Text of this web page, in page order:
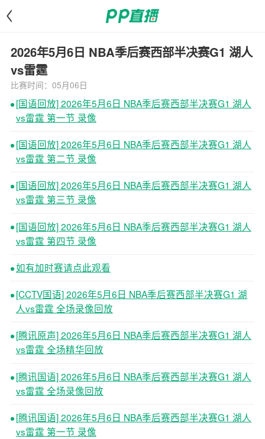
<
2026年5月6日 NBA季后赛西部半决赛G1 湖人
vs雷霆
比赛时间：05月06日
[国语回放] 2026年5月6日 NBA季后赛西部半决赛G1 湖人
vs雷霆 第一节 录像
[国语回放] 2026年5月6日 NBA季后赛西部半决赛G1 湖人
vs雷霆 第二节 录像
[国语回放] 2026年5月6日 NBA季后赛西部半决赛G1 湖人
vs雷霆 第三节 录像
[国语回放] 2026年5月6日 NBA季后赛西部半决赛G1 湖人
vs雷霆 第四节 录像
如有加时赛请点此观看
[CCTV国语] 2026年5月6日 NBA季后赛西部半决赛G1 湖
人vs雷霆 全场录像回放
[腾讯原声] 2026年5月6日 NBA季后赛西部半决赛G1 湖人
vs雷霆 全场精华回放
[腾讯国语] 2026年5月6日 NBA季后赛西部半决赛G1 湖人
vs雷霆 全场录像回放
[腾讯国语] 2026年5月6日 NBA季后赛西部半决赛G1 湖人
vs雷霆 第一节 录像